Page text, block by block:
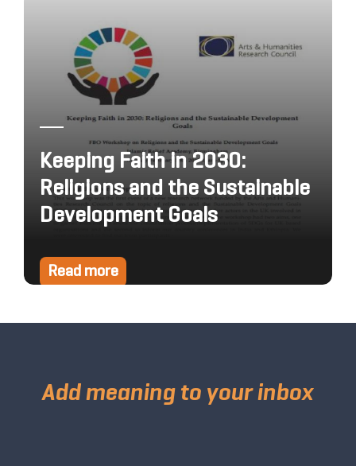
Keeping Faith in 2030:
Religions and the Sustainable
Development Goals
Read more
Add meaning to your inbox